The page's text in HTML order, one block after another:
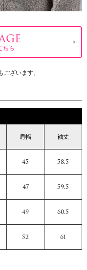
ちら
ざいます。
肩幅 袖丈
45 58.5
47 59.5
49 60.5
52 61